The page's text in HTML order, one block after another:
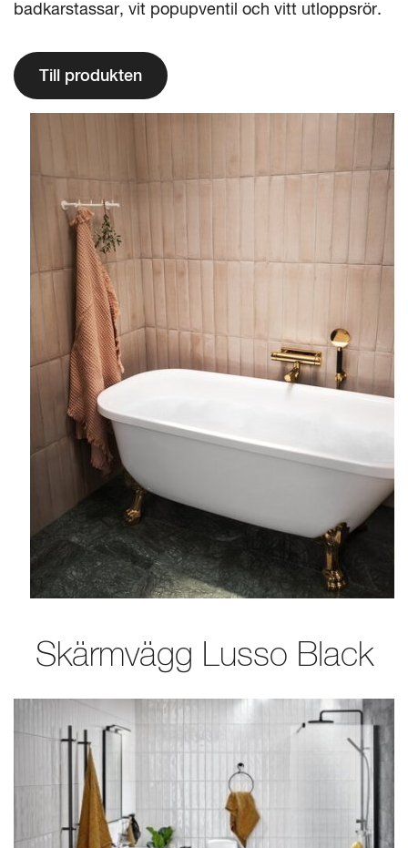
badkarstassar, vit popupventil och vitt utloppsrör.
Till produkten
Skärmvägg Lusso Black